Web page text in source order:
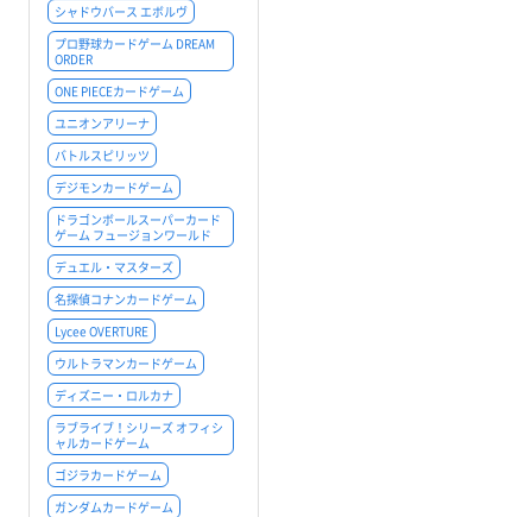
シャドウバース エボルヴ
プロ野球カードゲーム DREAM
ORDER
ONE PIECEカードゲーム
ユニオンアリーナ
バトルスピリッツ
デジモンカードゲーム
ドラゴンボールスーパーカード
ゲーム フュージョンワールド
デュエル・マスターズ
名探偵コナンカードゲーム
Lycee OVERTURE
ウルトラマンカードゲーム
ディズニー・ロルカナ
ラブライブ！シリーズ オフィシ
ャルカードゲーム
ゴジラカードゲーム
ガンダムカードゲーム